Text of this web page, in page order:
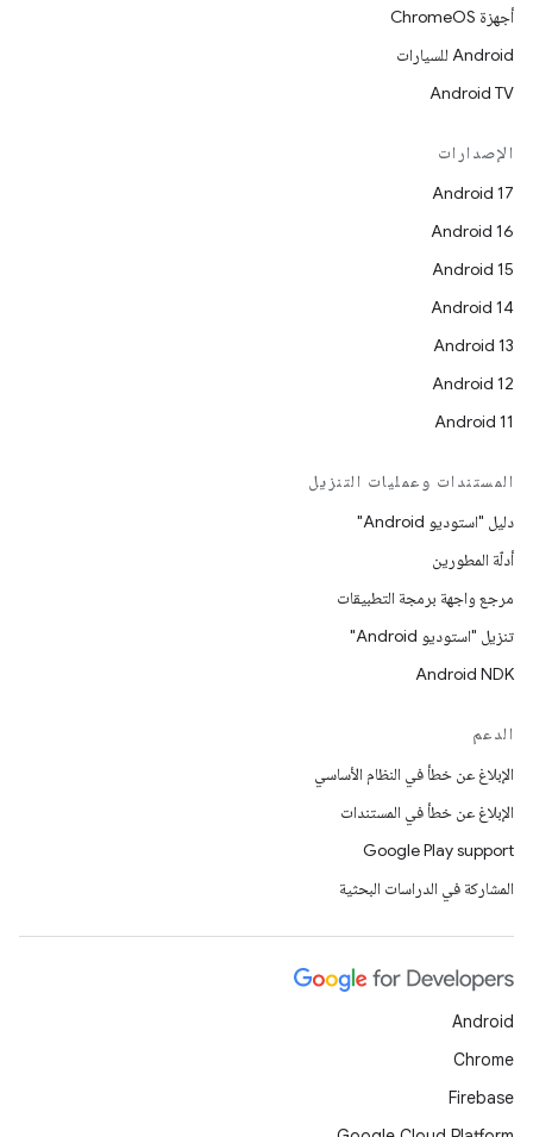
أجهزة ChromeOS
Android للسيارات
Android TV
الإصدارات
Android 17
Android 16
Android 15
Android 14
Android 13
Android 12
Android 11
المستندات وعمليات التنزيل
دليل "استوديو Android"
أدلّة المطورين
مرجع واجهة برمجة التطبيقات
تنزيل "استوديو Android"
Android NDK
الدعم
الإبلاغ عن خطأ في النظام الأساسي
الإبلاغ عن خطأ في المستندات
Google Play support
المشاركة في الدراسات البحثية
Android
Chrome
Firebase